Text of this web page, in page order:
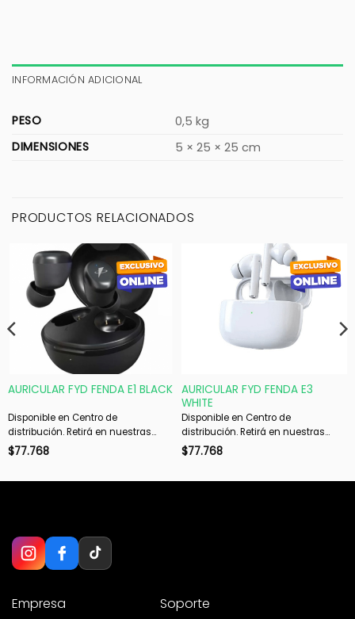
INFORMACIÓN ADICIONAL
PESO
0,5 kg
DIMENSIONES
5 × 25 × 25 cm
PRODUCTOS RELACIONADOS
AURICULAR FYD FENDA E1 BLACK
Disponible en Centro de
distribución. Retirá en nuestras
sucursales en 48 hs hábiles. Si es
$77.768
AURICULAR FYD FENDA E3
WHITE
Disponible en Centro de
distribución. Retirá en nuestras
sucursales en 48 hs hábiles. Si es
$77.768
Empresa
Soporte